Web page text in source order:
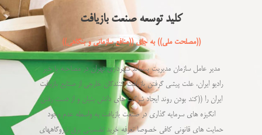
کلید توسعه صنعت بازیافت
((مصلحت ملی)) به جای ((منافع سازمانی و بنگاهی))
مدیر عامل سازمان مدیریت پسماند شهرداری تهران در مصاحبه با خبر
رادیو ایران، علت پیشی گرفتن بازیافت کنندگان خارجی از صنایع بازیافت
ایران را ((کند بودن روند ایجاد شرکت های دانش بنیان و از دست رفتن
انگیزه های سرمایه گذاری در صنعت بازیافت به واسطه عدم وجود
حمایت های قانونی کافی خصوصا تعرفه خرید تضمینی برق نیروگاههای